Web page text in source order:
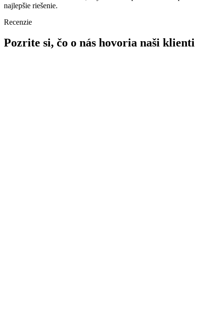
najlepšie riešenie.
Recenzie
Pozrite si, čo o nás hovoria naši klienti